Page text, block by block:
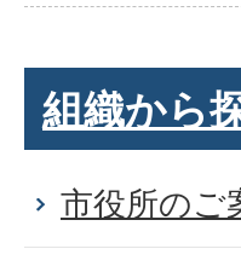
組織から
市役所のご